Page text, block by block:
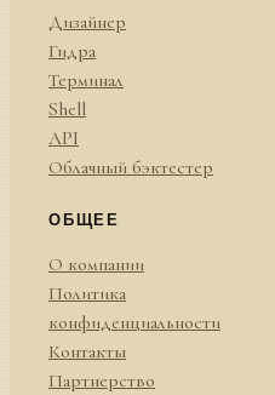
Дизайнер
Гидра
Терминал
Shell
API
Облачный бэктестер
ОБЩЕЕ
О компании
Политика
конфиденциальности
Контакты
Партнерство